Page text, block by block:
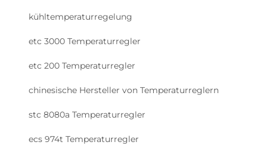
kühltemperaturregelung
etc 3000 Temperaturregler
etc 200 Temperaturregler
chinesische Hersteller von Temperaturreglern
stc 8080a Temperaturregler
ecs 974t Temperaturregler